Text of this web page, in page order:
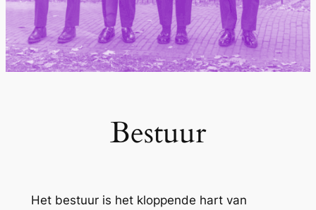
Bestuur
Het bestuur is het kloppende hart van